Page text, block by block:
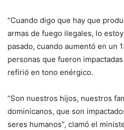
“Cuando digo que hay que
armas de fuego ilegales, lo
pasado, cuando aumentó en un
personas que fueron
refirió en tono enérgico.
“Son nuestros hijos, nuestros
dominicanos, que son
seres humanos”, clamó el